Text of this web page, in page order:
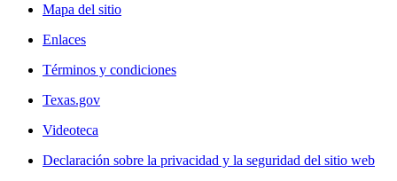
Mapa del sitio
Enlaces
Términos y condiciones
Texas.gov
Videoteca
Declaración sobre la privacidad y la seguridad del sitio web